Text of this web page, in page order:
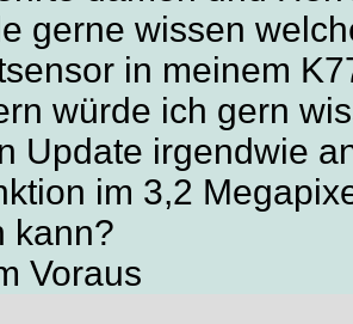
gerne wissen
in meinem
würde ich gern
Update irgendwie
im 3,2
kann?
Voraus